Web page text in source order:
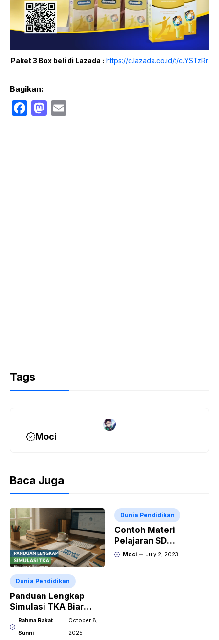
Paket 3 Box beli di Lazada : https://c.lazada.co.id/t/c.YSTzRr
Bagikan:
F
M
Tags
Moci
Baca Juga
Dunia Pendidikan
Panduan Lengkap
Simulasi TKA Biar
Lolos Kuliah Impian
Rahma Rakat
Sunni
October 8,
2025
Dunia Pendidikan
Contoh Materi
Pelajaran SD
Membaca dan Menulis
Moci July 2, 2023